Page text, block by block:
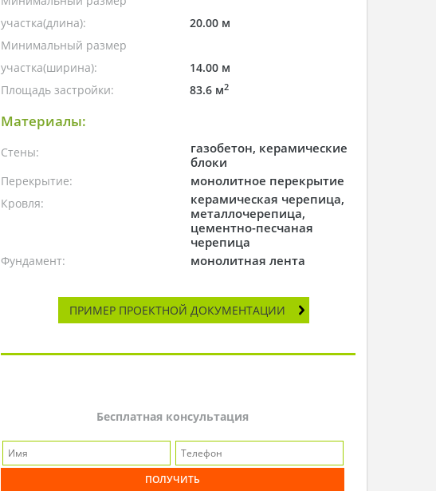
участка(длина):
20.00 м
Минимальный размер
участка(ширина):
14.00 м
Площадь застройки:
83.6 м2
Материалы:
Стены:
газобетон, керамические
блоки
Перекрытие: монолитное перекрытие
Кровля:
керамическая черепица,
металлочерепица,
цементно-песчаная
черепица
Фундамент: монолитная лента
ПРИМЕР ПРОЕКТНОЙ ДОКУМЕНТАЦИИ
Бесплатная консультация